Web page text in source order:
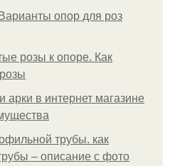
опор для роз
розы к опоре. Как
арки в интернет магазине
трубы. как
– описание с фото